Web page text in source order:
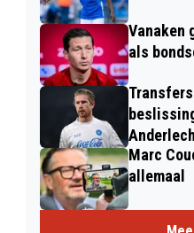
Vanaken
als
Marc
allemaal